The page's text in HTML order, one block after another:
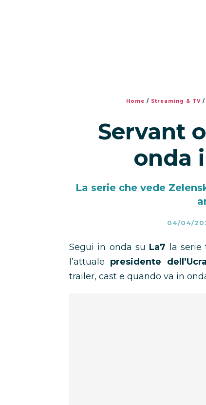
Home / Streaming & TV/
Servant
onda
La serie che vede
04/04/
Segui in onda su La7 la
l’attuale presidente
trailer, cast e quando va in